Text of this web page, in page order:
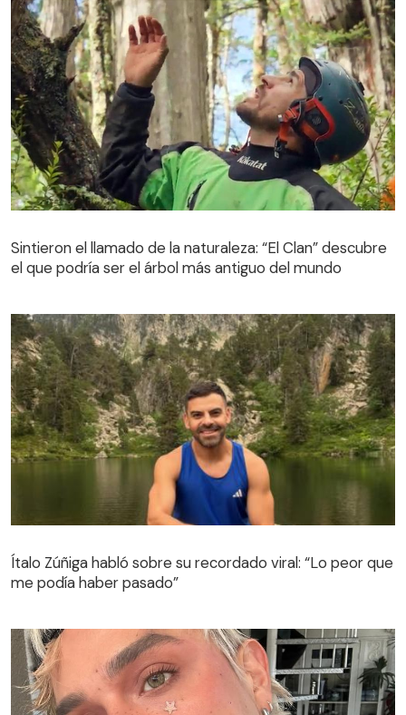
el que podría ser el árbol más antiguo del mundo
Sintieron el llamado de la naturaleza: “El Clan” descubre
el que podría ser el árbol más antiguo del mundo
Ítalo Zúñiga habló sobre su recordado viral: “Lo peor que
me podía haber pasado”